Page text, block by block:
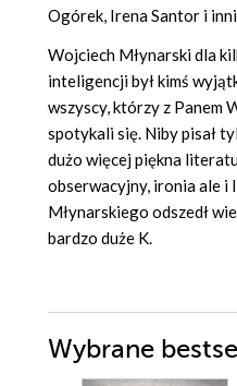
Ogórek, Irena Santor i inni
Wojciech Młynarski dla
inteligencji był kimś
wszyscy, którzy z Panem
spotykali się. Niby pisał
dużo więcej piękna
obserwacyjny, ironia ale i
Młynarskiego odszedł
bardzo duże K.
Wybrane